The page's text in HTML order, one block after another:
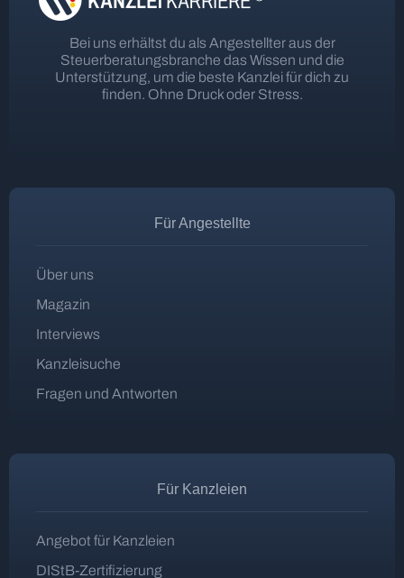
Bei uns erhältst du als Angestellter aus der
Steuerberatungsbranche das Wissen und die
Unterstützung, um die beste Kanzlei für dich zu
finden. Ohne Druck oder Stress.
Für Angestellte
Über uns
Magazin
Interviews
Kanzleisuche
Fragen und Antworten
Für Kanzleien
Angebot für Kanzleien
DIStB-Zertifizierung